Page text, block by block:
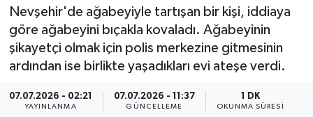
Nevşehir'de ağabeyiyle tartışan bir kişi, iddiaya
göre ağabeyini bıçakla kovaladı. Ağabeyinin
şikayetçi olmak için polis merkezine gitmesinin
ardından ise birlikte yaşadıkları evi ateşe verdi.
07.07.2026 - 02:21
YAYINLANMA
07.07.2026 - 11:37
GÜNCELLEME
1 DK
OKUNMA SÜRESI
Resmi İlan
Sağlık
Siyaset